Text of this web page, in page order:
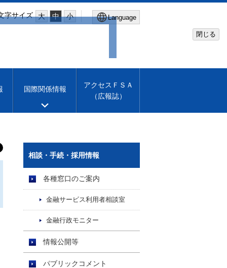
字サイズ 大 中 小 Language
Machine translation
閉じる
国際関係情報
アクセスＦＳＡ
（広報誌）
相談・手続・採用情報
各種窓口のご案内
金融サービス利用者相談室
金融行政モニター
情報公開等
パブリックコメント